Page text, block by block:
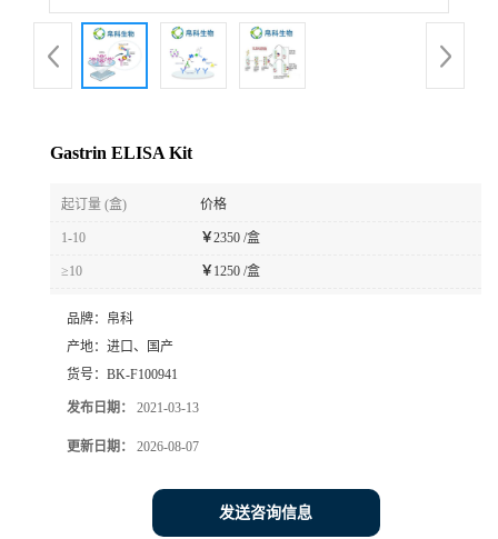
Gastrin ELISA Kit
起订量 (盒) 价格
1-10 ￥2350 /盒
≥10 ￥ 1250 /盒
品牌： 帛科
产地： 进口、国产
货号： BK-F100941
发布日期： 2021-03-13
更新日期： 2026-08-07
发送咨询信息